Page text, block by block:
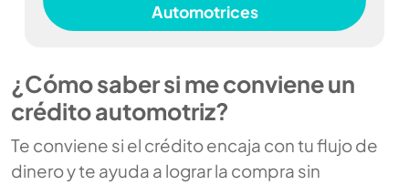
Automotrices
¿Cómo saber si me conviene un
crédito automotriz?
Te conviene si el crédito encaja con tu flujo de
dinero y te ayuda a lograr la compra sin